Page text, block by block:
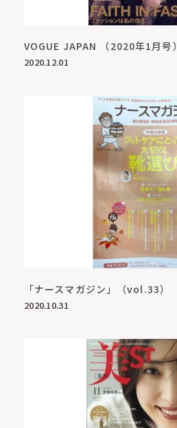
VOGUE JAPAN （2020年1月号）
2020.12.01
「ナースマガジン」（vol.33）
2020.10.31